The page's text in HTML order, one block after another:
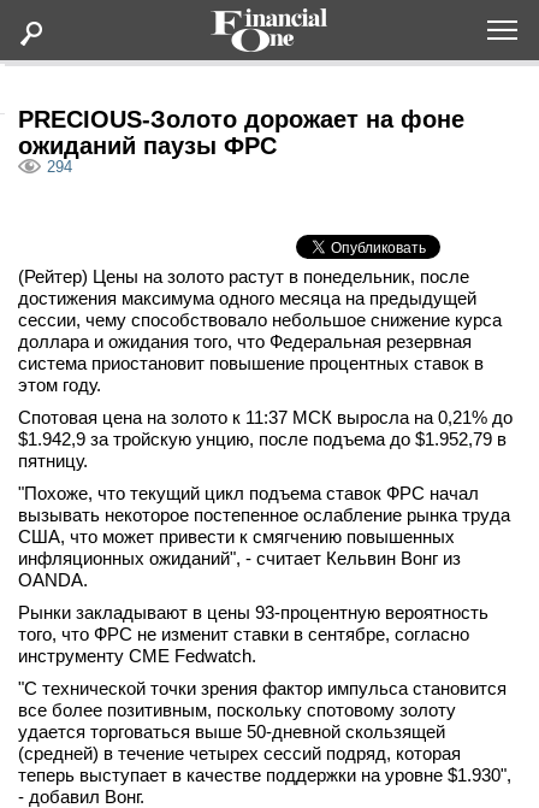
Lifestyle
Мероприятия
Новости
Интервью
вконтакте
Стать автором
Вход
PRECIOUS-Золото дорожает на фоне
ожиданий паузы ФРС
294
(Рейтер) Цены на золото растут в понедельник, после
достижения максимума одного месяца на предыдущей
сессии, чему способствовало небольшое снижение курса
доллара и ожидания того, что Федеральная резервная
система приостановит повышение процентных ставок в
этом году.
Спотовая цена на золото к 11:37 МСК выросла на 0,21% до
$1.942,9​ за тройскую унцию, после подъема до $1.952,79 в
пятницу.
"Похоже, что текущий цикл подъема ставок ФРС начал
вызывать некоторое постепенное ослабление рынка труда
США, что может привести к смягчению повышенных
инфляционных ожиданий", - считает Кельвин Вонг из
OANDA.
Рынки закладывают в цены 93-процентную вероятность
того, что ФРС не изменит ставки в сентябре, согласно
инструменту CME Fedwatch.
"С технической точки зрения фактор импульса становится
все более позитивным, поскольку спотовому золоту
удается торговаться выше 50-дневной скользящей
(средней) в течение четырех сессий подряд, которая
теперь выступает в качестве поддержки на уровне $1.930",
- добавил Вонг.